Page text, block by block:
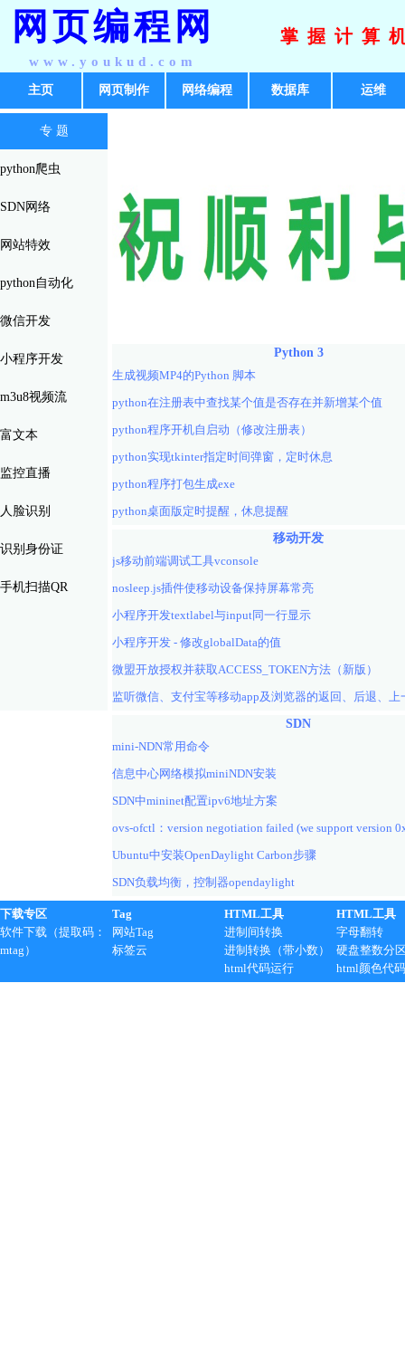
网页编程网
www.youkud.com
掌握计算
主页 网页制作 网络编程 数据库 运维
专 题
python爬虫
SDN网络
网站特效
python自动化
微信开发
小程序开发
m3u8视频流
富文本
监控直播
人脸识别
识别身份证
手机扫描QR
Python 3
生成视频MP4的Python 脚本
python在注册表中查找某个值是否存在并新增某个值
python程序开机自启动（修改注册表）
python实现tkinter指定时间弹窗，定时休息
python程序打包生成exe
python桌面版定时提醒，休息提醒
移动开发
js移动前端调试工具vconsole
nosleep.js插件使移动设备保持屏幕常亮
小程序开发textlabel与input同一行显示
小程序开发 - 修改globalData的值
微盟开放授权并获取ACCESS_TOKEN方法（新版）
SDN
mini-NDN常用命令
信息中心网络模拟miniNDN安装
SDN中mininet配置ipv6地址方案
ovs-ofctl：version negotiation failed (we support version
Ubuntu中安装OpenDaylight Carbon步骤
SDN负载均衡，控制器opendaylight
下载专区
软件下载（提取码：
mtag）
Tag
网站Tag
标签云
HTML工具
进制间转换
进制转换（带小数）
html代码运行
HTML工具
字母翻转
硬盘整数分
html颜色代码